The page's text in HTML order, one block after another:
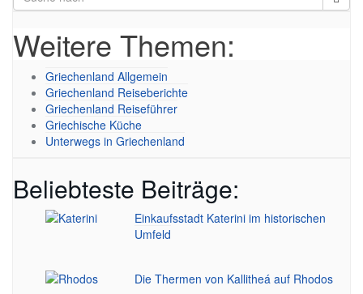
Weitere Themen:
Griechenland Allgemein
Griechenland Reiseberichte
Griechenland Reiseführer
Griechische Küche
Unterwegs in Griechenland
Beliebteste Beiträge:
Einkaufsstadt Katerini im historischen
Umfeld
Die Thermen von Kallitheá auf Rhodos